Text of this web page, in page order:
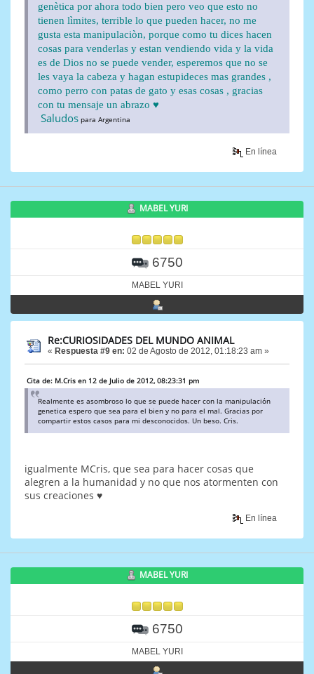
genètica por ahora todo bien pero veo que esto no
tienen lìmites, terrible lo que pueden hacer, no me
gusta esta manipulaciòn, porque como tu dices hacen
cosas para venderlas y estan vendiendo vida y la vida
es de Dios no se puede vender, esperemos que no se
les vaya la cabeza y hagan estupideces mas grandes ,
como perro con patas de gato y esas cosas , gracias
con tu mensaje un abrazo ♥
Saludos para Argentina
En línea
MABEL YURI
6750
MABEL YURI
Re:CURIOSIDADES DEL MUNDO ANIMAL
« Respuesta #9 en: 02 de Agosto de 2012, 01:18:23 am »
Cita de: M.Cris en 12 de Julio de 2012, 08:23:31 pm
Realmente es asombroso lo que se puede hacer con la manipulación
genetica espero que sea para el bien y no para el mal. Gracias por
compartir estos casos para mi desconocidos. Un beso. Cris.
igualmente MCris, que sea para hacer cosas que
alegren a la humanidad y no que nos atormenten con
sus creaciones ♥
En línea
MABEL YURI
6750
MABEL YURI